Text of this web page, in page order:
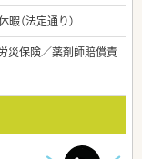
（法定通り）
災保険／薬剤師賠償責